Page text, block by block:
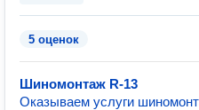
5 оценок
Шиномонтаж R-13
Оказываем услуги